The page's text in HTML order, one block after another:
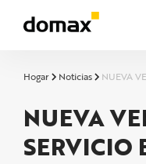
Hogar Noticias NUEVA
NUEVA
SERVICIO